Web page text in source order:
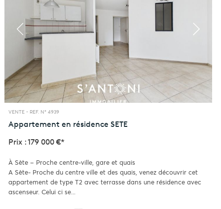
VENTE - REF. N° 4939
Appartement en résidence SETE
Prix : 179 000 €*
À Sète – Proche centre-ville, gare et quais
A Sète- Proche du centre ville et des quais, venez découvrir cet
appartement de type T2 avec terrasse dans une résidence avec
ascenseur. Celui ci se...